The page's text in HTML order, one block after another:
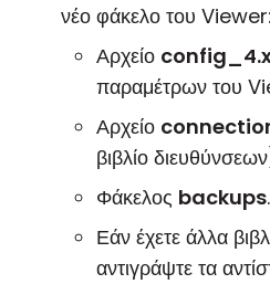
νέο φάκελο του Viewer:
Αρχείο
παραμέτρων του
Αρχείο
βιβλίο
Φάκελος backups.
Εάν έχετε άλλα
αντιγράψτε τα